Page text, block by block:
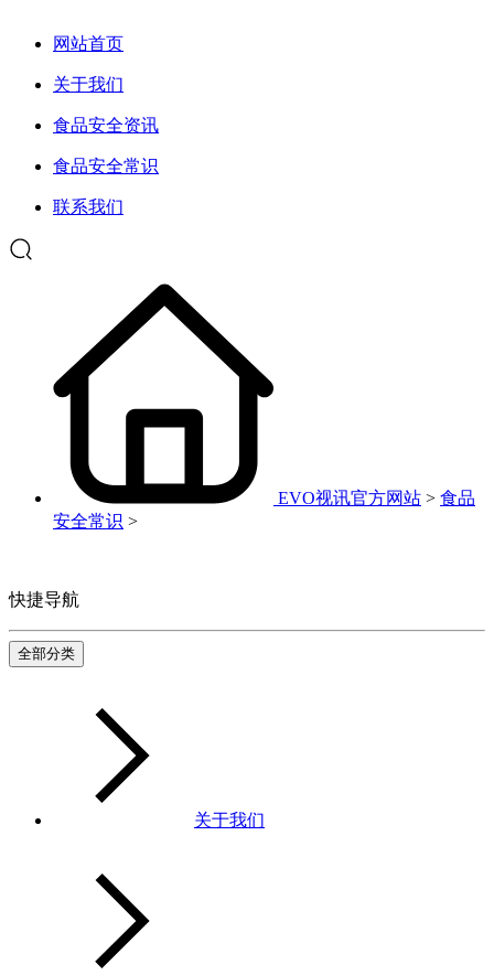
网站首页
关于我们
食品安全资讯
食品安全常识
联系我们
EVO视讯官方网站 > 食品
安全常识 >
快捷导航
全部分类
关于我们